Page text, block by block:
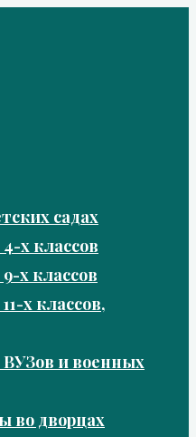
садах
х классов
х классов
х классов,
и военных
во дворцах